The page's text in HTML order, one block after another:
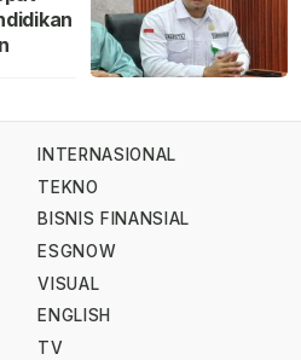
INTERNASIONAL
TEKNO
BISNIS FINANSIAL
ESGNOW
VISUAL
ENGLISH
TV